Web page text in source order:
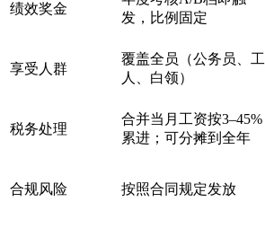
绩效奖金
发，比例固定
享受人群
覆盖全员（公务员、工
人、白领）
税务处理
合并当月工资按3–45%
累进；可分摊到全年
合规风险 按照合同规定发放